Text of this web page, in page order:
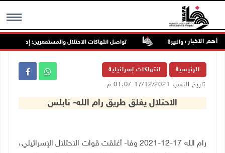
MENU أهم الاخبار تواصل انتهاكات الاحتلال والمستعمرين: إصابات
الرئيسية انتهاكات إسرائيلية
تاريخ النشر: 17/12/2021 01:07 م
الاحتلال يغلق طريق رام الله- نابلس
رام الله 17-12-2021 وفا-
أغلقت قوات الاحتلال الإسرائيلي،